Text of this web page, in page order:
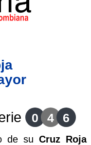
0 4 6
de su Cruz Roja